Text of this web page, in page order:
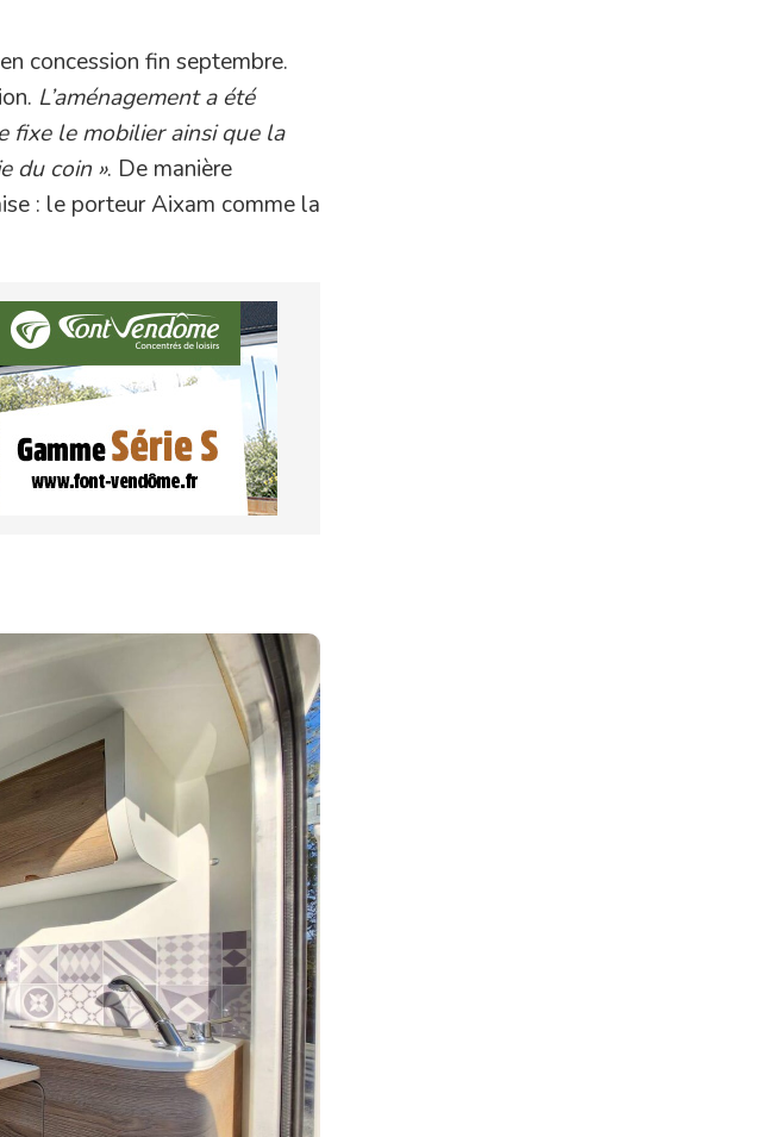
concession fin septembre.
L’aménagement a été
fixe le mobilier ainsi que la
du coin ». De manière
: le porteur Aixam comme la